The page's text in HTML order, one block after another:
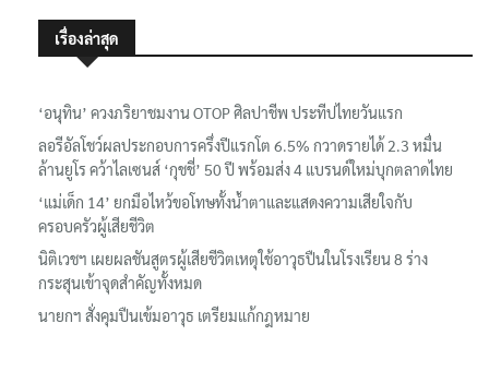
เรื่องล่าสุด
‘อนุทิน’ ควงภริยาชมงาน OTOP ศิลปาชีพ ประทีปไทยวันแรก
ลอรีอัลโชว์ผลประกอบการครึ่งปีแรกโต 6.5% กวาดรายได้ 2.3 หมื่น
ล้านยูโร คว้าไลเซนส์ ‘กุชชี่’ 50 ปี พร้อมส่ง 4 แบรนด์ใหม่บุกตลาดไทย
‘แม่เด็ก 14’ ยกมือไหว้ขอโทษทั้งน้ำตาและแสดงความเสียใจกับ
ครอบครัวผู้เสียชีวิต
นิติเวชฯ เผยผลชันสูตรผู้เสียชีวิตเหตุใช้อาวุธปืนในโรงเรียน 8 ร่าง
กระสุนเข้าจุดสำคัญทั้งหมด
นายกฯ สั่งคุมปืนเข้มอาวุธ เตรียมแก้กฎหมาย